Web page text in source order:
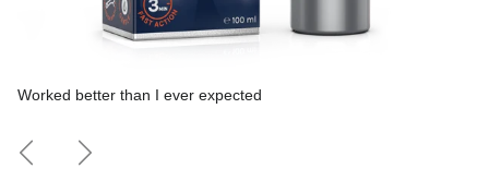
Worked better than I ever expected
Indietro